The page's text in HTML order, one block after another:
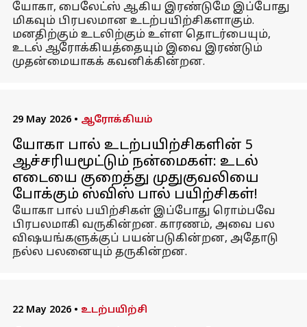
யோகா, பைலேட்ஸ் ஆகிய இரண்டுமே இப்போது
மிகவும் பிரபலமான உடற்பயிற்சிகளாகும்.
மனதிற்கும் உடலிற்கும் உள்ள தொடர்பையும்,
உடல் ஆரோக்கியத்தையும் இவை இரண்டும்
முதன்மையாகக் கவனிக்கின்றன.
29 May 2026 • ஆரோக்கியம்
யோகா பால் உடற்பயிற்சிகளின் 5
ஆச்சரியமூட்டும் நன்மைகள்: உடல்
எடையை குறைத்து முதுகுவலியை
போக்கும் ஸ்விஸ் பால் பயிற்சிகள்!
யோகா பால் பயிற்சிகள் இப்போது ரொம்பவே
பிரபலமாகி வருகின்றன. காரணம், அவை பல
விஷயங்களுக்குப் பயன்படுகின்றன, அதோடு
நல்ல பலனையும் தருகின்றன.
22 May 2026 • உடற்பயிற்சி